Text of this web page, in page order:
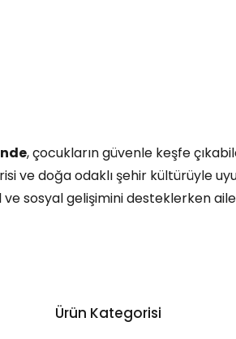
, çocukların güvenle keşfe
ve doğa odaklı şehir kültürüyle
ve sosyal gelişimini desteklerken
Ürün Kategorisi